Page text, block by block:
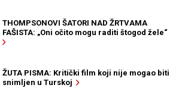
THOMPSONOVI ŠATORI NAD ŽRTVAMA
FAŠISTA: „Oni očito mogu raditi štogod žele“
ŽUTA PISMA: Kritički film koji nije mogao biti
snimljen u Turskoj